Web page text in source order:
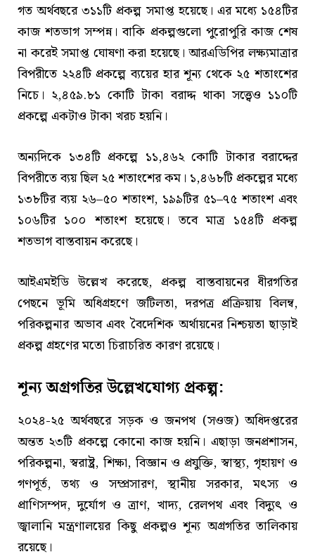
গত অর্থবছরে ৩১১টি প্রকল্প সমাপ্ত হয়েছে। এর মধ্যে ১৫৪টির
কাজ শতভাগ সম্পন্ন। বাকি প্রকল্পগুলো পুরোপুরি কাজ শেষ
না করেই সমাপ্ত ঘোষণা করা হয়েছে। আরএডিপির লক্ষ্যমাত্রার
বিপরীতে ২২৪টি প্রকল্পে ব্যয়ের হার শূন্য থেকে ২৫ শতাংশের
নিচে। ২,৪৫৯.৮১ কোটি টাকা বরাদ্দ থাকা সত্ত্বেও ১১০টি
প্রকল্পে একটাও টাকা খরচ হয়নি।
অন্যদিকে ১৩৪টি প্রকল্পে ১১,৪৬২ কোটি টাকার বরাদ্দের
বিপরীতে ব্যয় ছিল ২৫ শতাংশের কম। ১,৪৬৮টি প্রকল্পের মধ্যে
১৩৮টির ব্যয় ২৬–৫০ শতাংশ, ১৯৯টির ৫১–৭৫ শতাংশ এবং
১০৬টির ১০০ শতাংশ হয়েছে। তবে মাত্র ১৫৪টি প্রকল্প
শতভাগ বাস্তবায়ন করেছে।
আইএমইডি উল্লেখ করেছে, প্রকল্প বাস্তবায়নের ধীরগতির
পেছনে ভূমি অধিগ্রহণে জটিলতা, দরপত্র প্রক্রিয়ায় বিলম্ব,
পরিকল্পনার অভাব এবং বৈদেশিক অর্থায়নের নিশ্চয়তা ছাড়াই
প্রকল্প গ্রহণের মতো চিরাচরিত কারণ রয়েছে।
শূন্য অগ্রগতির উল্লেখযোগ্য প্রকল্প:
২০২৪-২৫ অর্থবছরে সড়ক ও জনপথ (সওজ) অধিদপ্তরের
অন্তত ২৩টি প্রকল্পে কোনো কাজ হয়নি। এছাড়া জনপ্রশাসন,
পরিকল্পনা, স্বরাষ্ট্র, শিক্ষা, বিজ্ঞান ও প্রযুক্তি, স্বাস্থ্য, গৃহায়ণ ও
গণপূর্ত, তথ্য ও সম্প্রসারণ, স্থানীয় সরকার, মৎস্য ও
প্রাণিসম্পদ, দুর্যোগ ও ত্রাণ, খাদ্য, রেলপথ এবং বিদ্যুৎ ও
জ্বালানি মন্ত্রণালয়ের কিছু প্রকল্পও শূন্য অগ্রগতির তালিকায়
রয়েছে।